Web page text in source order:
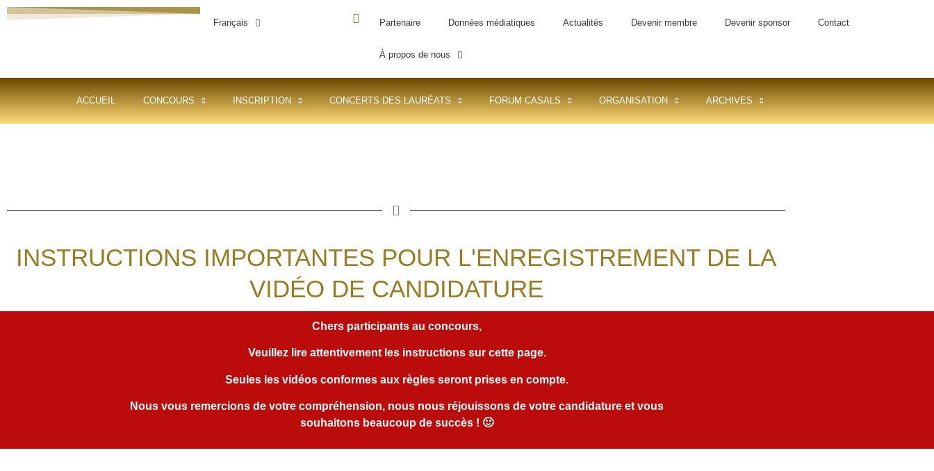
Français Partenaire Données médiatiques Actualités Devenir membre Devenir sponsor Contact
À propos de nous
ACCUEIL CONCOURS INSCRIPTION CONCERTS DES LAURÉATS FORUM CASALS ORGANISATION ARCHIVES
INSTRUCTIONS IMPORTANTES POUR L'ENREGISTREMENT DE LA
VIDÉO DE CANDIDATURE
Chers participants au concours,
Veuillez lire attentivement les instructions sur cette page.
Seules les vidéos conformes aux règles seront prises en compte.
Nous vous remercions de votre compréhension, nous nous réjouissons de votre candidature et vous
souhaitons beaucoup de succès ! 🙂